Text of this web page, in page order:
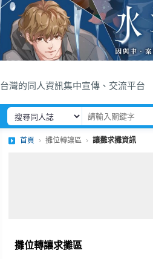
台灣的同人資訊集中宣傳、交流平台
首頁 攤位轉讓區 讓攤求攤資訊
攤位轉讓求攤區